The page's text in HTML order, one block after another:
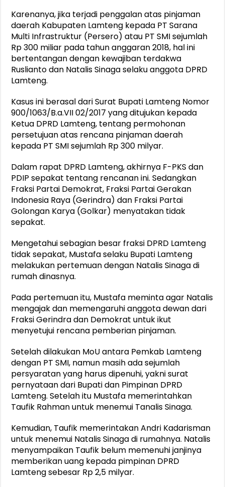
Karenanya, jika terjadi penggalan atas pinjaman
daerah Kabupaten Lamteng kepada PT Sarana
Multi Infrastruktur (Persero) atau PT SMI sejumlah
Rp 300 miliar pada tahun anggaran 2018, hal ini
bertentangan dengan kewajiban terdakwa
Ruslianto dan Natalis Sinaga selaku anggota DPRD
Lamteng.
Kasus ini berasal dari Surat Bupati Lamteng Nomor
900/1063/B.a.VII 02/2017 yang ditujukan kepada
Ketua DPRD Lamteng, tentang permohonan
persetujuan atas rencana pinjaman daerah
kepada PT SMI sejumlah Rp 300 milyar.
Dalam rapat DPRD Lamteng, akhirnya F-PKS dan
PDIP sepakat tentang rencanan ini. Sedangkan
Fraksi Partai Demokrat, Fraksi Partai Gerakan
Indonesia Raya (Gerindra) dan Fraksi Partai
Golongan Karya (Golkar) menyatakan tidak
sepakat.
Mengetahui sebagian besar fraksi DPRD Lamteng
tidak sepakat, Mustafa selaku Bupati Lamteng
melakukan pertemuan dengan Natalis Sinaga di
rumah dinasnya.
Pada pertemuan itu, Mustafa meminta agar Natalis
mengajak dan memengaruhi anggota dewan dari
Fraksi Gerindra dan Demokrat untuk ikut
menyetujui rencana pemberian pinjaman.
Setelah dilakukan MoU antara Pemkab Lamteng
dengan PT SMI, namun masih ada sejumlah
persyaratan yang harus dipenuhi, yakni surat
pernyataan dari Bupati dan Pimpinan DPRD
Lamteng. Setelah itu Mustafa memerintahkan
Taufik Rahman untuk menemui Tanalis Sinaga.
Kemudian, Taufik memerintakan Andri Kadarisman
untuk menemui Natalis Sinaga di rumahnya. Natalis
menyampaikan Taufik belum memenuhi janjinya
memberikan uang kepada pimpinan DPRD
Lamteng sebesar Rp 2,5 milyar.